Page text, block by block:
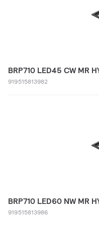
BRP710 LED45 CW MR
919515813982
BRP710 LED60 NW MR
919515813986